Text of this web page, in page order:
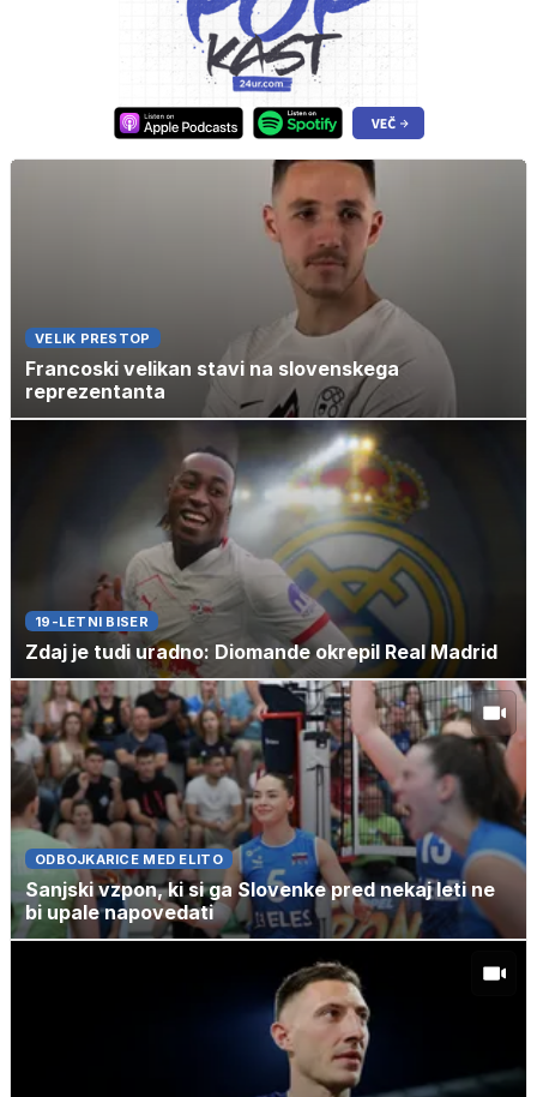
VELIK PRESTOP
Francoski velikan stavi na slovenskega
reprezentanta
19-LETNI BISER
Zdaj je tudi uradno: Diomande okrepil Real Madrid
ODBOJKARICE MED ELITO
Sanjski vzpon, ki si ga Slovenke pred nekaj leti ne
bi upale napovedati